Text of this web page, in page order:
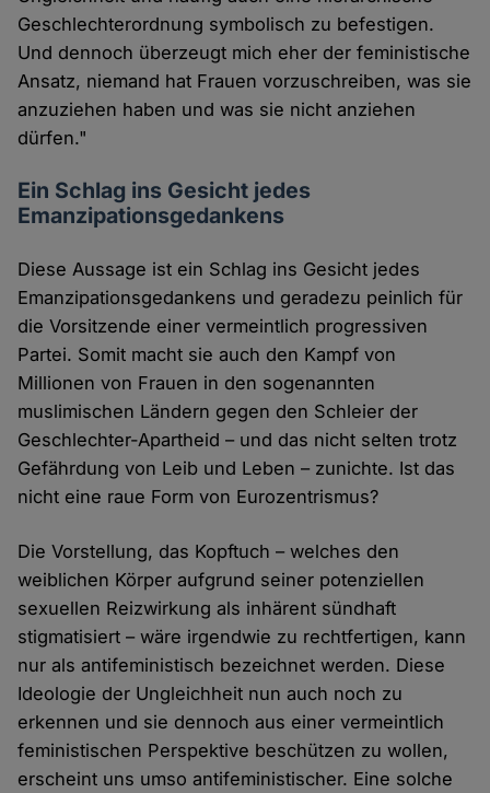
Geschlechterordnung symbolisch zu befestigen.
Und dennoch überzeugt mich eher der feministische
Ansatz, niemand hat Frauen vorzuschreiben, was sie
anzuziehen haben und was sie nicht anziehen
dürfen."
Ein Schlag ins Gesicht jedes
Emanzipationsgedankens
Diese Aussage ist ein Schlag ins Gesicht jedes
Emanzipationsgedankens und geradezu peinlich für
die Vorsitzende einer vermeintlich progressiven
Partei. Somit macht sie auch den Kampf von
Millionen von Frauen in den sogenannten
muslimischen Ländern gegen den Schleier der
Geschlechter-Apartheid – und das nicht selten trotz
Gefährdung von Leib und Leben – zunichte. Ist das
nicht eine raue Form von Eurozentrismus?
Die Vorstellung, das Kopftuch – welches den
weiblichen Körper aufgrund seiner potenziellen
sexuellen Reizwirkung als inhärent sündhaft
stigmatisiert – wäre irgendwie zu rechtfertigen, kann
nur als antifeministisch bezeichnet werden. Diese
Ideologie der Ungleichheit nun auch noch zu
erkennen und sie dennoch aus einer vermeintlich
feministischen Perspektive beschützen zu wollen,
erscheint uns umso antifeministischer. Eine solche